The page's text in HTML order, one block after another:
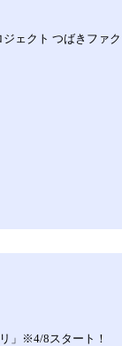
ェクト つばきファ
」※4/8スタート！